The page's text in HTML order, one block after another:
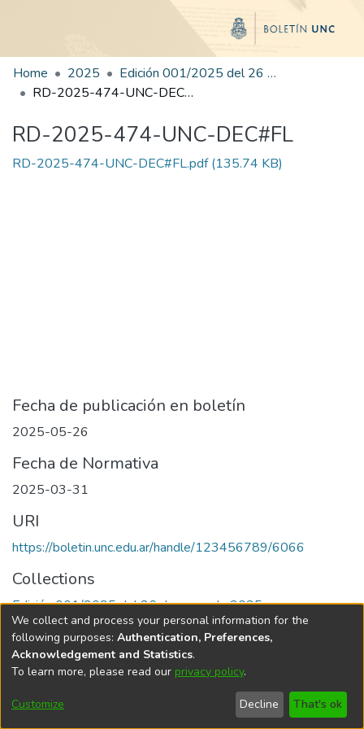
Home 2025
Edición 001/2025 del 26 de mayo de 2025
RD-2025-474-UNC-DEC#FL
RD-2025-474-UNC-DEC#FL
RD-2025-474-UNC-DEC#FL.pdf(135.74 KB)
Fecha de publicación en boletín
2025-05-26
Fecha de Normativa
2025-03-31
URI
https://boletin.unc.edu.ar/handle/123456789/6066
Collections
Edición 001/2025 del 26 de mayo de 2025
Universidad Nacional de Córdoba
We collect and process your personal information for the
following purposes: Authentication, Preferences,
Acknowledgement and Statistics.
To learn more, please read our privacy policy.
Customize Decline That's ok